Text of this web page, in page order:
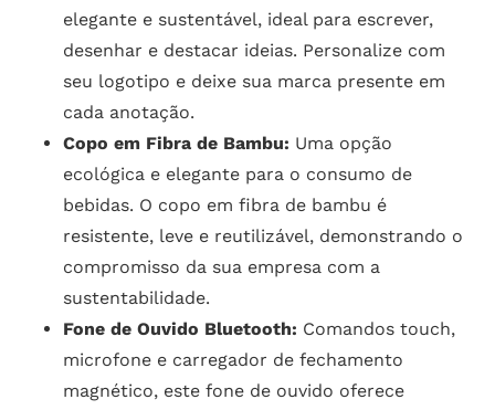
elegante e sustentável, ideal para escrever,
desenhar e destacar ideias. Personalize com
seu logotipo e deixe sua marca presente em
cada anotação.
Copo em Fibra de Bambu: Uma opção
ecológica e elegante para o consumo de
bebidas. O copo em fibra de bambu é
resistente, leve e reutilizável, demonstrando o
compromisso da sua empresa com a
sustentabilidade.
Fone de Ouvido Bluetooth: Comandos touch,
microfone e carregador de fechamento
magnético, este fone de ouvido oferece